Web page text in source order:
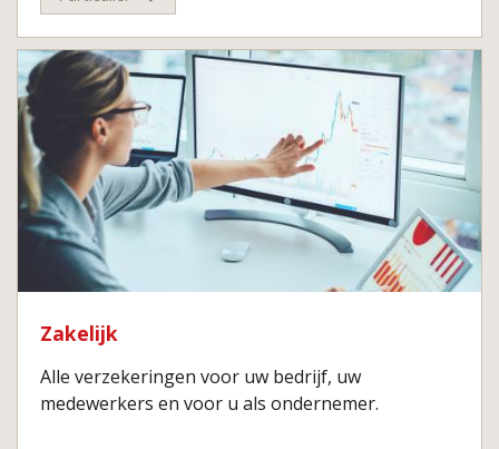
Zakelijk
Alle verzekeringen voor uw bedrijf, uw
medewerkers en voor u als ondernemer.